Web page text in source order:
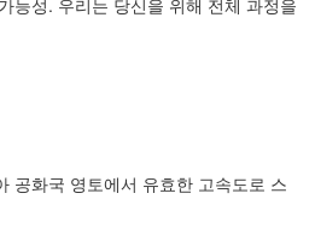
공화국 영토에서 유효한 고속도로 스